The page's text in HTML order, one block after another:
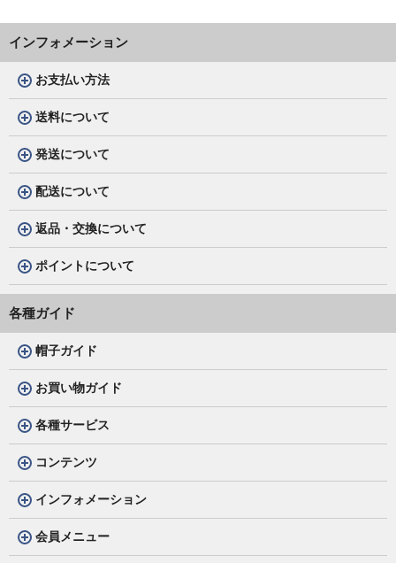
インフォメーション
お支払い方法
送料について
発送について
配送について
返品・交換について
ポイントについて
各種ガイド
帽子ガイド
お買い物ガイド
各種サービス
コンテンツ
インフォメーション
会員メニュー